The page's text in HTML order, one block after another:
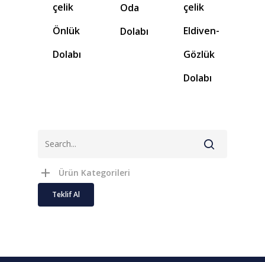
çelik
Önlük
Dolabı
Oda
Dolabı
çelik
Eldiven-
Gözlük
Dolabı
Ürün Kategorileri
Teklif Al